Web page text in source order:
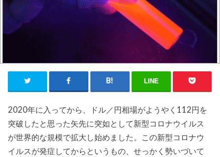
LINE
2020年に入ってから、ドル／円相場がようやく112円を
突破したと思った矢先に突如として新型コロナウイルス
が世界的な規模で拡大し始めました。この新型コロナウ
イルスが発症してからというもの、せっかく勢いづいて